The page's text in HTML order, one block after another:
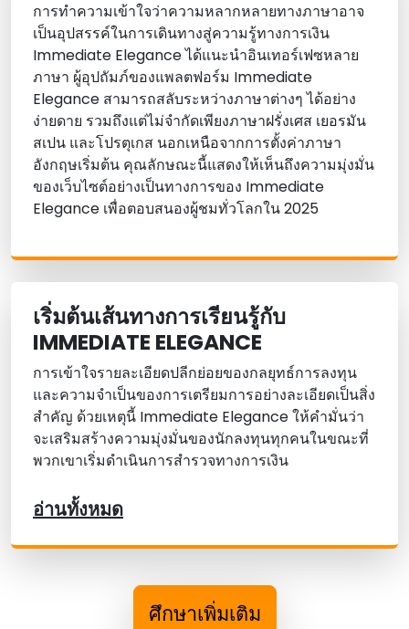
การทําความเข้าใจว่าความหลากหลายทางภาษาอาจ
เป็นอุปสรรค์ในการเดินทางสู่ความรู้ทางการเงิน
Immediate Elegance ได้แนะนําอินเทอร์เฟซหลาย
ภาษา ผู้อุปถัมภ์ของแพลตฟอร์ม Immediate
Elegance สามารถสลับระหว่างภาษาต่างๆ ได้อย่าง
ง่ายดาย รวมถึงแต่ไม่จํากัดเพียงภาษาฝรั่งเศส เยอรมัน
สเปน และโปรตุเกส นอกเหนือจากการตั้งค่าภาษา
อังกฤษเริ่มต้น คุณลักษณะนี้แสดงให้เห็นถึงความมุ่งมั่น
ของเว็บไซต์อย่างเป็นทางการของ Immediate
Elegance เพื่อตอบสนองผู้ชมทั่วโลกใน 2025
เริ่มต้นเส้นทางการเรียนรู้กับ
IMMEDIATE ELEGANCE
การเข้าใจรายละเอียดปลีกย่อยของกลยุทธ์การลงทุน
และความจําเป็นของการเตรียมการอย่างละเอียดเป็นสิ่ง
สําคัญ ด้วยเหตุนี้ Immediate Elegance ให้คํามั่นว่า
จะเสริมสร้างความมุ่งมั่นของนักลงทุนทุกคนในขณะที่
พวกเขาเริ่มดําเนินการสํารวจทางการเงิน
อ่านทั้งหมด
ศึกษาเพิ่มเติม